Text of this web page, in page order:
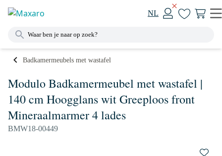
NL
Badkamermeubels met wastafel
Modulo Badkamermeubel met wastafel |
140 cm Hoogglans wit Greeploos front
Mineraalmarmer 4 lades
BMW18-00449